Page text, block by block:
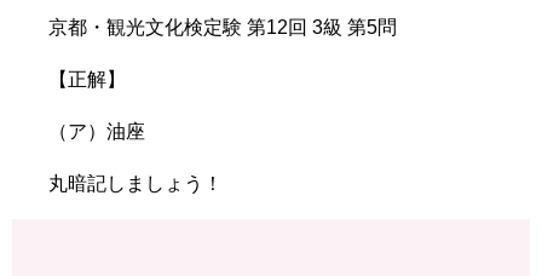
京都・観光文化検定験 第12回 3級 第5問
【正解】
（ア）油座
丸暗記しましょう！